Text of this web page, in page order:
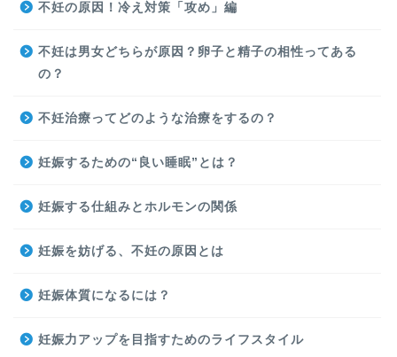
不妊の原因！冷え対策「攻め」編
不妊は男女どちらが原因？卵子と精子の相性ってある
の？
不妊治療ってどのような治療をするの？
妊娠するための“良い睡眠”とは？
妊娠する仕組みとホルモンの関係
妊娠を妨げる、不妊の原因とは
妊娠体質になるには？
妊娠力アップを目指すためのライフスタイル